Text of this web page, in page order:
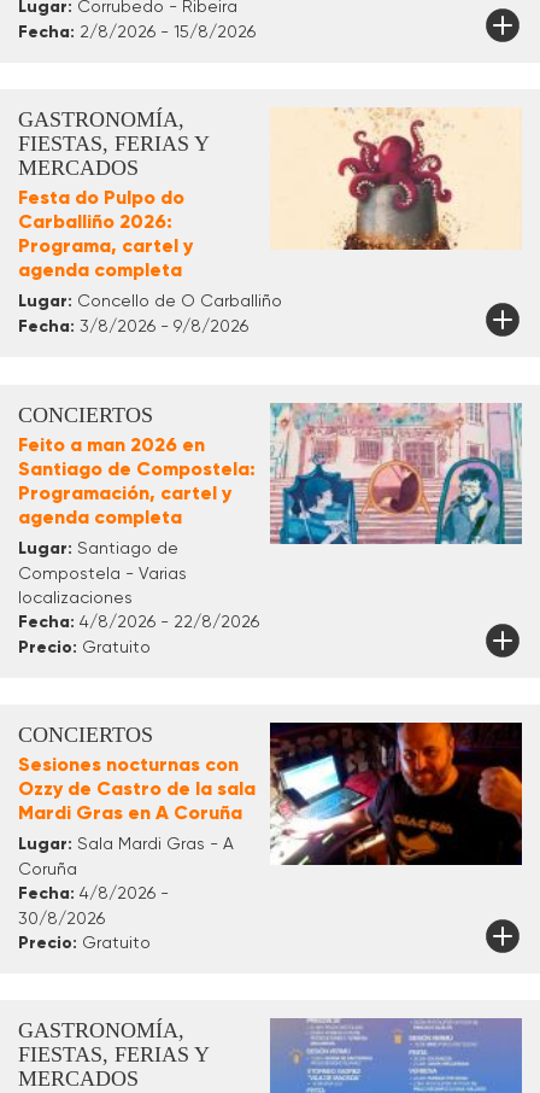
Lugar: Corrubedo - Ribeira
Fecha: 2/8/2026 - 15/8/2026
GASTRONOMÍA,
FIESTAS, FERIAS Y
MERCADOS
Festa do Pulpo do
Carballiño 2026:
Programa, cartel y
agenda completa
Lugar: Concello de O Carballiño
Fecha: 3/8/2026 - 9/8/2026
CONCIERTOS
Feito a man 2026 en
Santiago de Compostela:
Programación, cartel y
agenda completa
Lugar: Santiago de
Compostela - Varias
localizaciones
Fecha: 4/8/2026 - 22/8/2026
Precio: Gratuito
CONCIERTOS
Sesiones nocturnas con
Ozzy de Castro de la sala
Mardi Gras en A Coruña
Lugar: Sala Mardi Gras - A
Coruña
Fecha: 4/8/2026 -
30/8/2026
Precio: Gratuito
GASTRONOMÍA,
FIESTAS, FERIAS Y
MERCADOS